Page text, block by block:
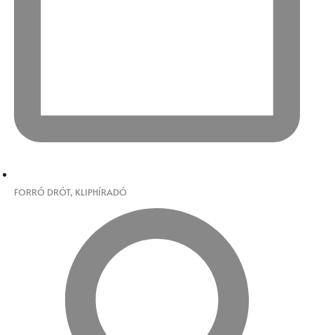
FORRÓ DRÓT, KLIPHÍRADÓ